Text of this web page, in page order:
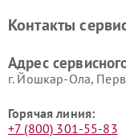
Ремонт
Контакты
Адрес
г. Йошкар-Ола,
Горячая линия:
+7 (800) 301-55-83